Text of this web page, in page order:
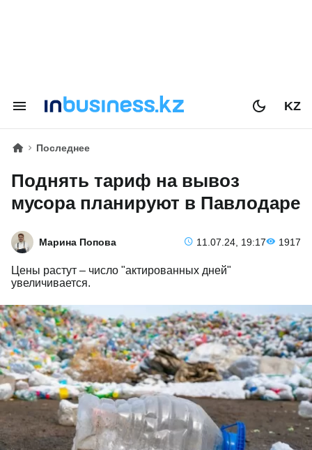
KZ
Последнее
Поднять тариф на вывоз
мусора планируют в Павлодаре
Марина Попова 11.07.24, 19:17 1917
Цены растут – число "актированных дней"
увеличивается.